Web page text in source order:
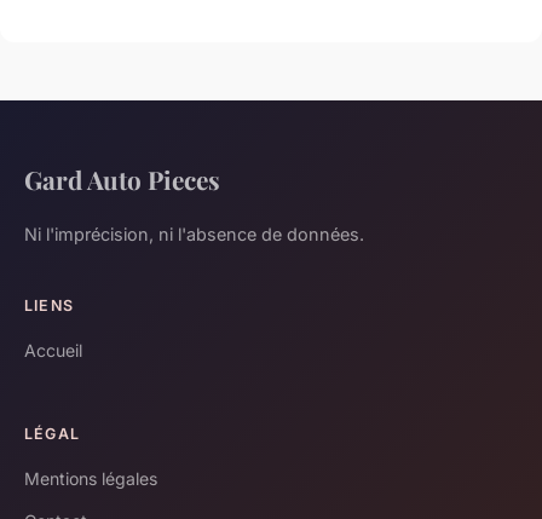
Gard Auto Pieces
Ni l'imprécision, ni l'absence de données.
LIENS
Accueil
LÉGAL
Mentions légales